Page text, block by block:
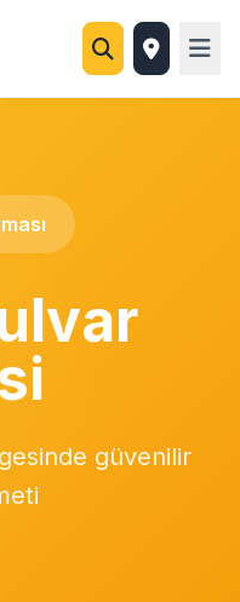
güvenilir